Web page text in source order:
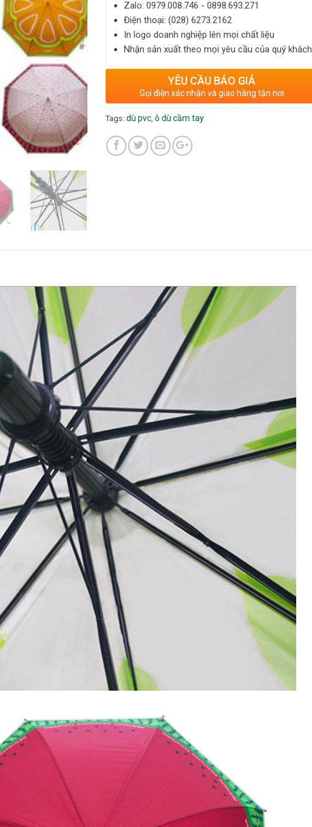
Zalo: ‎‎0979.008.746 - 0898.693.271
Điện thoại: ‎(028) 6273.2162
In logo doanh nghiệp lên mọi chất liệu
Nhận sản xuất theo mọi yêu cầu của quý khách
YÊU CẦU BÁO GIÁ
Gọi điện xác nhận và giao hàng tận nơi
Tags: dù pvc, ô dù cầm tay